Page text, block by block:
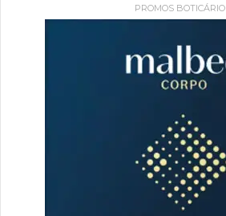
PROMOS BOTICÁRIO